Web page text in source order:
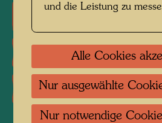
Gruppenausstellungen
Literatur: Monographien
und die Leistung zu
Alle Cookies
Nur ausgewählte
Nur notwendige